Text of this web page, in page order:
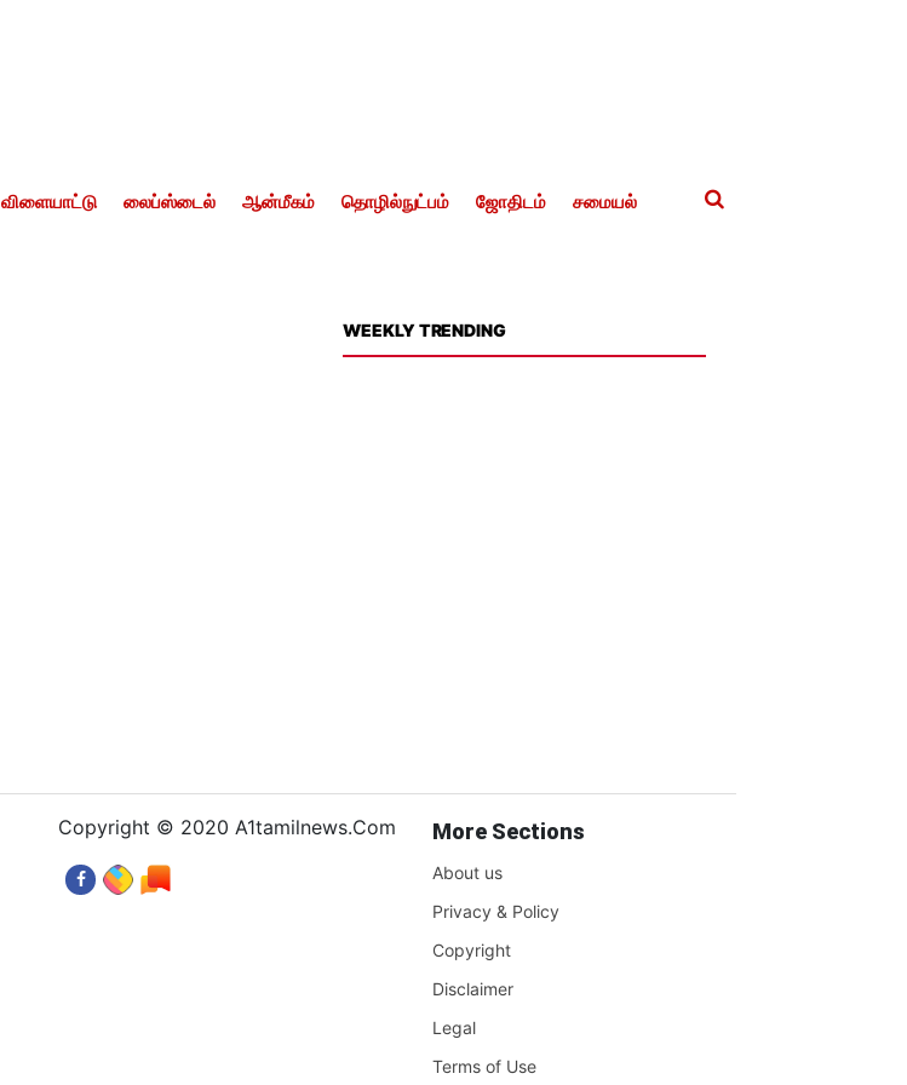
விளையாட்டு லைப்ஸ்டைல் ஆன்மீகம் தொழில்நுட்பம் ஜோதிடம் சமையல்
WEEKLY TRENDING
Copyright © 2020 A1tamilnews.Com More Sections
About us
Privacy & Policy
Copyright
Disclaimer
Legal
Terms of Use